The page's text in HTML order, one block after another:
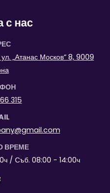
с нас
„Атанас Москов“ 8, 9009
315
ВРЕМЕ
/ Съб. 08:00 - 14:00ч